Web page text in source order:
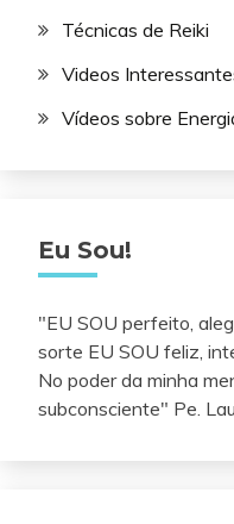
Técnicas de Reiki
Videos
Vídeos sobre
Eu Sou!
"EU SOU perfeito,
sorte EU SOU feliz,
No poder da minha
subconsciente" Pe.